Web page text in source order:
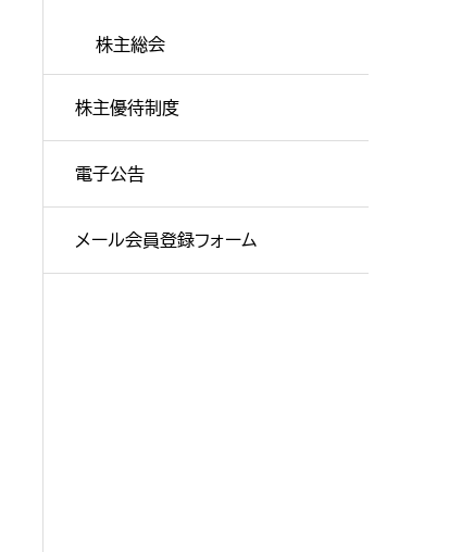
株主総会
株主優待制度
電子公告
メール会員登録フォーム